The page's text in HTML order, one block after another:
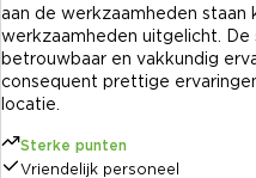
aan de werkzaamheden staan
werkzaamheden uitgelicht. De
betrouwbaar en vakkundig
consequent prettige
locatie.
Sterke punten
Vriendelijk personeel